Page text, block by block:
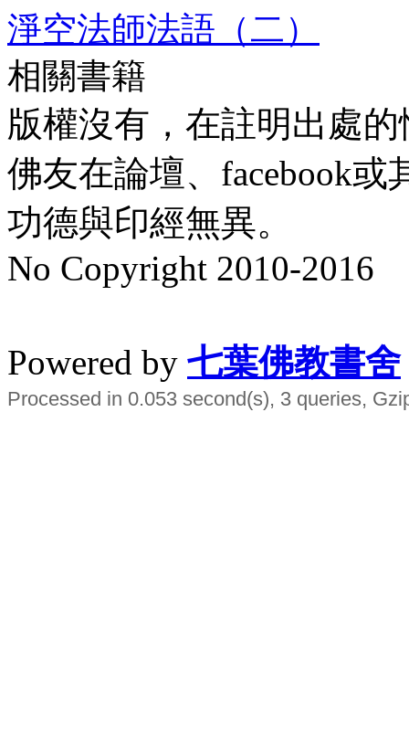
淨空法師法語（二）
相關書籍
版權沒有，在註明出處
佛友在論壇、facebook
功德與印經無異。
No Copyright 2010-2016
Powered by 七葉佛教書舍
Processed in 0.053 second(s), 3 queries,